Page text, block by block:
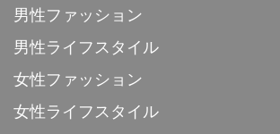
男性ファッション
男性ライフスタイル
女性ファッション
女性ライフスタイル